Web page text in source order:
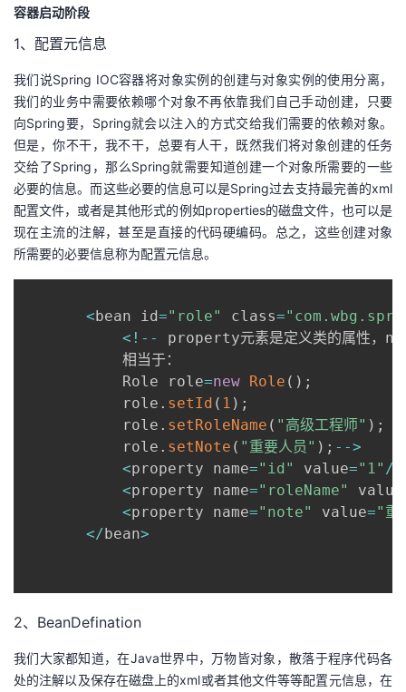
容器启动阶段
1、配置元信息
我们说Spring IOC容器将对象实例的创建与对象实例的使用分离，
我们的业务中需要依赖哪个对象不再依靠我们自己手动创建，只要
向Spring要，Spring就会以注入的方式交给我们需要的依赖对象。
但是，你不干，我不干，总要有人干，既然我们将对象创建的任务
交给了Spring，那么Spring就需要知道创建一个对象所需要的一些
必要的信息。而这些必要的信息可以是Spring过去支持最完善的xml
配置文件，或者是其他形式的例如properties的磁盘文件，也可以是
现在主流的注解，甚至是直接的代码硬编码。总之，这些创建对象
所需要的必要信息称为配置元信息。
<bean id="role" class=
< ! --
property元素是定义类的属性，
           相当于：
           Role role
=new Role ( ) ;
           role
. setId ( 1 ) ;
           role
. setRoleName ( "高级工程师" ) ;
           role
. setNote ( "重要人员" ) ; -->
<property name="id" value="1" /
<property name="roleName" value
<property name="note" value="重
</bean>
2、BeanDefination
我们大家都知道，在Java世界中，万物皆对象，散落于程序代码各
处的注解以及保存在磁盘上的xml或者其他文件等等配置元信息，在